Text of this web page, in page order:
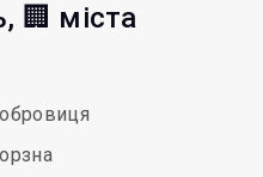
🏢 міста